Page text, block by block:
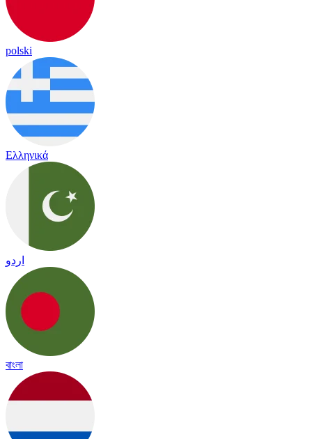
polski
Ελληνικά
اردو
বাংলা